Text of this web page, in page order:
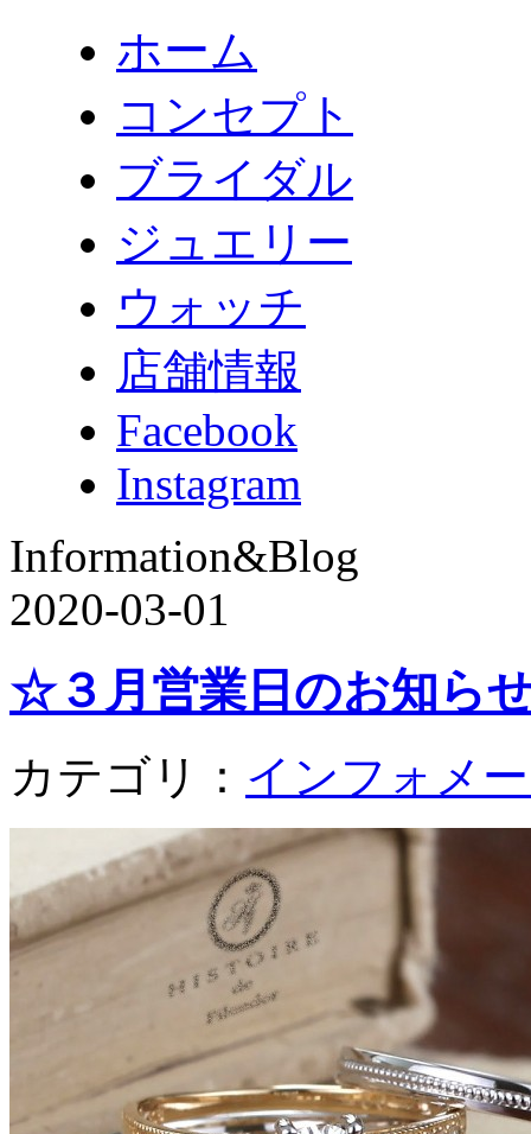
ホーム
コンセプト
ブライダル
ジュエリー
ウォッチ
店舗情報
Facebook
Instagram
Information&Blog
2020-03-01
☆３月営業日のお知ら
カテゴリ： インフォメ